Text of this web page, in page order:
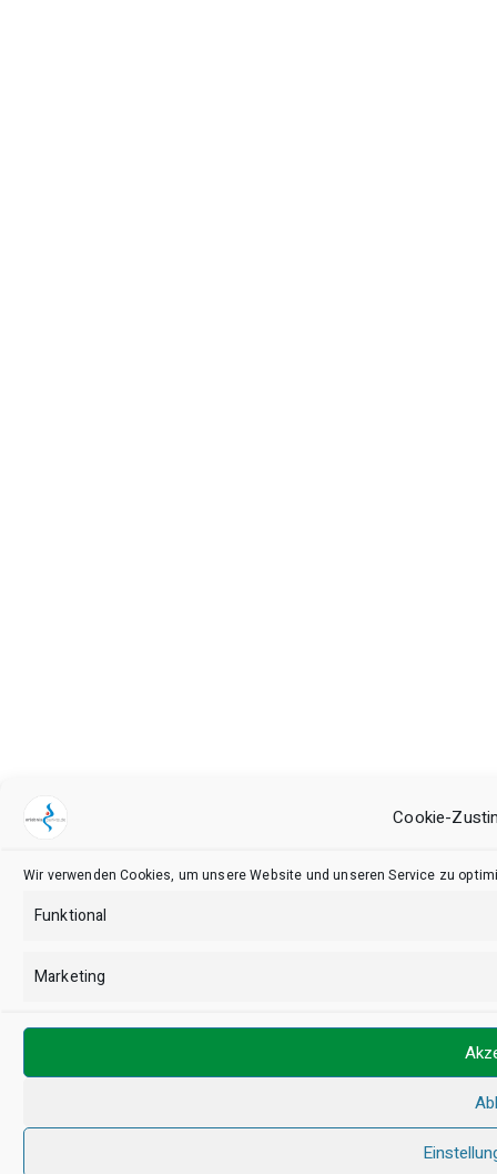
Cookie-
Wir verwenden Cookies, um unsere Website und unseren Service zu
Funktional
Marketing